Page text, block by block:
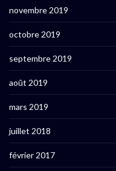
novembre 2019
octobre 2019
septembre 2019
août 2019
mars 2019
juillet 2018
février 2017